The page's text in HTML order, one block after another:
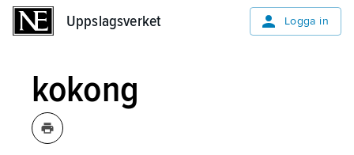
Uppslagsverket Logga in
kokong